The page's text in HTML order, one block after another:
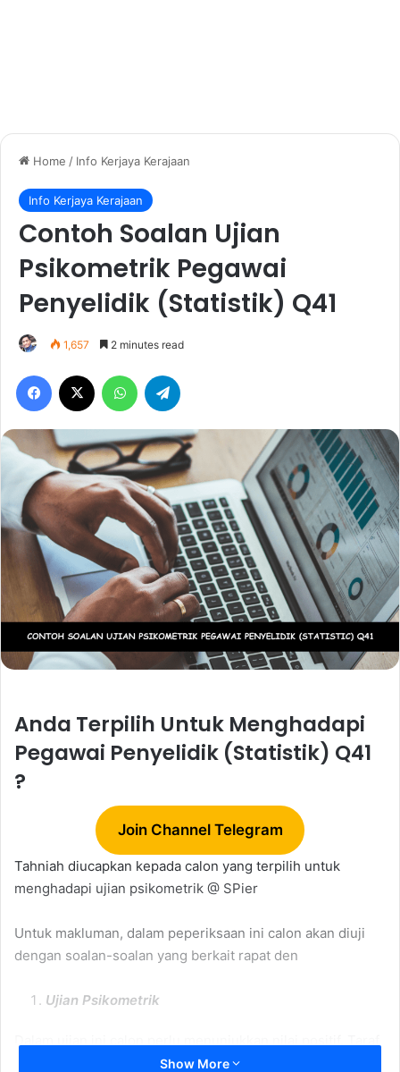
Home / Info Kerjaya Kerajaan
Info Kerjaya Kerajaan
Contoh Soalan Ujian
Psikometrik Pegawai
Penyelidik (Statistik) Q41
1,657 2 minutes read
Facebook WhatsApp
Anda Terpilih Untuk Menghadapi
Pegawai Penyelidik (Statistik) Q41
?
Join Channel Telegram
Tahniah diucapkan kepada calon yang terpilih untuk
menghadapi ujian psikometrik @ SPier
Untuk makluman, dalam peperiksaan ini calon akan diuji
dengan soalan-soalan yang berkait rapat den
Ujian Psikometrik
penilaian adalah adalah SKEMA “nilaian positif” yang telah
Show More